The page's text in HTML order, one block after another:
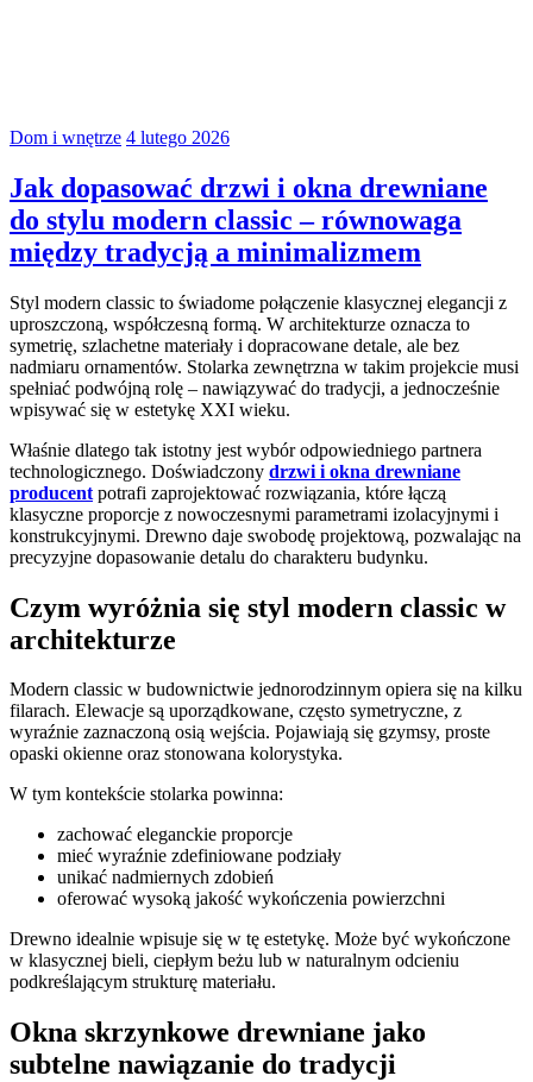
Dom i wnętrze 4 lutego 2026
Jak dopasować drzwi i okna drewniane
do stylu modern classic – równowaga
między tradycją a minimalizmem
Styl modern classic to świadome połączenie klasycznej elegancji z
uproszczoną, współczesną formą. W architekturze oznacza to
symetrię, szlachetne materiały i dopracowane detale, ale bez
nadmiaru ornamentów. Stolarka zewnętrzna w takim projekcie musi
spełniać podwójną rolę – nawiązywać do tradycji, a jednocześnie
wpisywać się w estetykę XXI wieku.
Właśnie dlatego tak istotny jest wybór odpowiedniego partnera
technologicznego. Doświadczony drzwi i okna drewniane
producent potrafi zaprojektować rozwiązania, które łączą
klasyczne proporcje z nowoczesnymi parametrami izolacyjnymi i
konstrukcyjnymi. Drewno daje swobodę projektową, pozwalając na
precyzyjne dopasowanie detalu do charakteru budynku.
Czym wyróżnia się styl modern classic w
architekturze
Modern classic w budownictwie jednorodzinnym opiera się na kilku
filarach. Elewacje są uporządkowane, często symetryczne, z
wyraźnie zaznaczoną osią wejścia. Pojawiają się gzymsy, proste
opaski okienne oraz stonowana kolorystyka.
W tym kontekście stolarka powinna:
zachować eleganckie proporcje
mieć wyraźnie zdefiniowane podziały
unikać nadmiernych zdobień
oferować wysoką jakość wykończenia powierzchni
Drewno idealnie wpisuje się w tę estetykę. Może być wykończone
w klasycznej bieli, ciepłym beżu lub w naturalnym odcieniu
podkreślającym strukturę materiału.
Okna skrzynkowe drewniane jako
subtelne nawiązanie do tradycji